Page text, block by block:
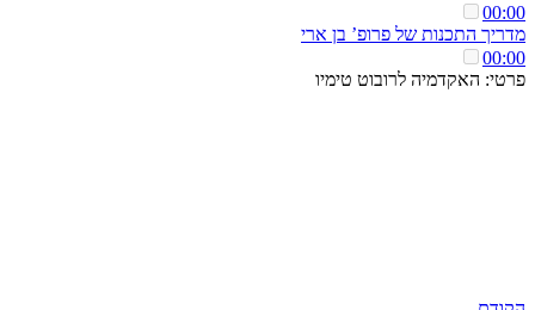
00:00
מדריך התכנות של פרופ’ בן ארי
00:00
פרטי: האקדמיה לרובוט טימיו